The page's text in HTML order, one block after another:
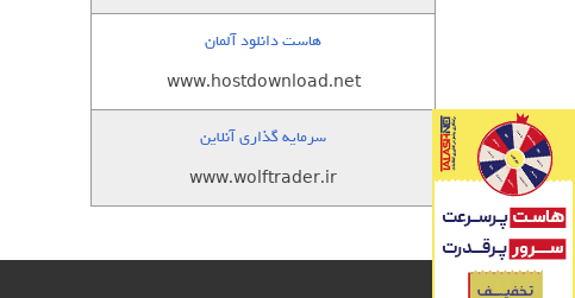
هاست دانلود آلمان
www.hostdownload.net
سرمایه گذاری آنلاین
www.wolftrader.ir